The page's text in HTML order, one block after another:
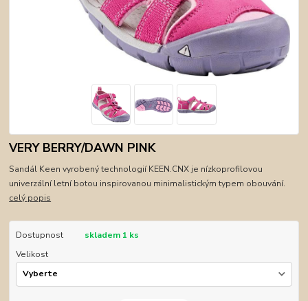
VERY BERRY/DAWN PINK
Sandál Keen vyrobený technologií KEEN.CNX je nízkoprofilovou
univerzální letní botou inspirovanou minimalistickým typem obouvání.
celý popis
Dostupnost
skladem 1 ks
Velikost